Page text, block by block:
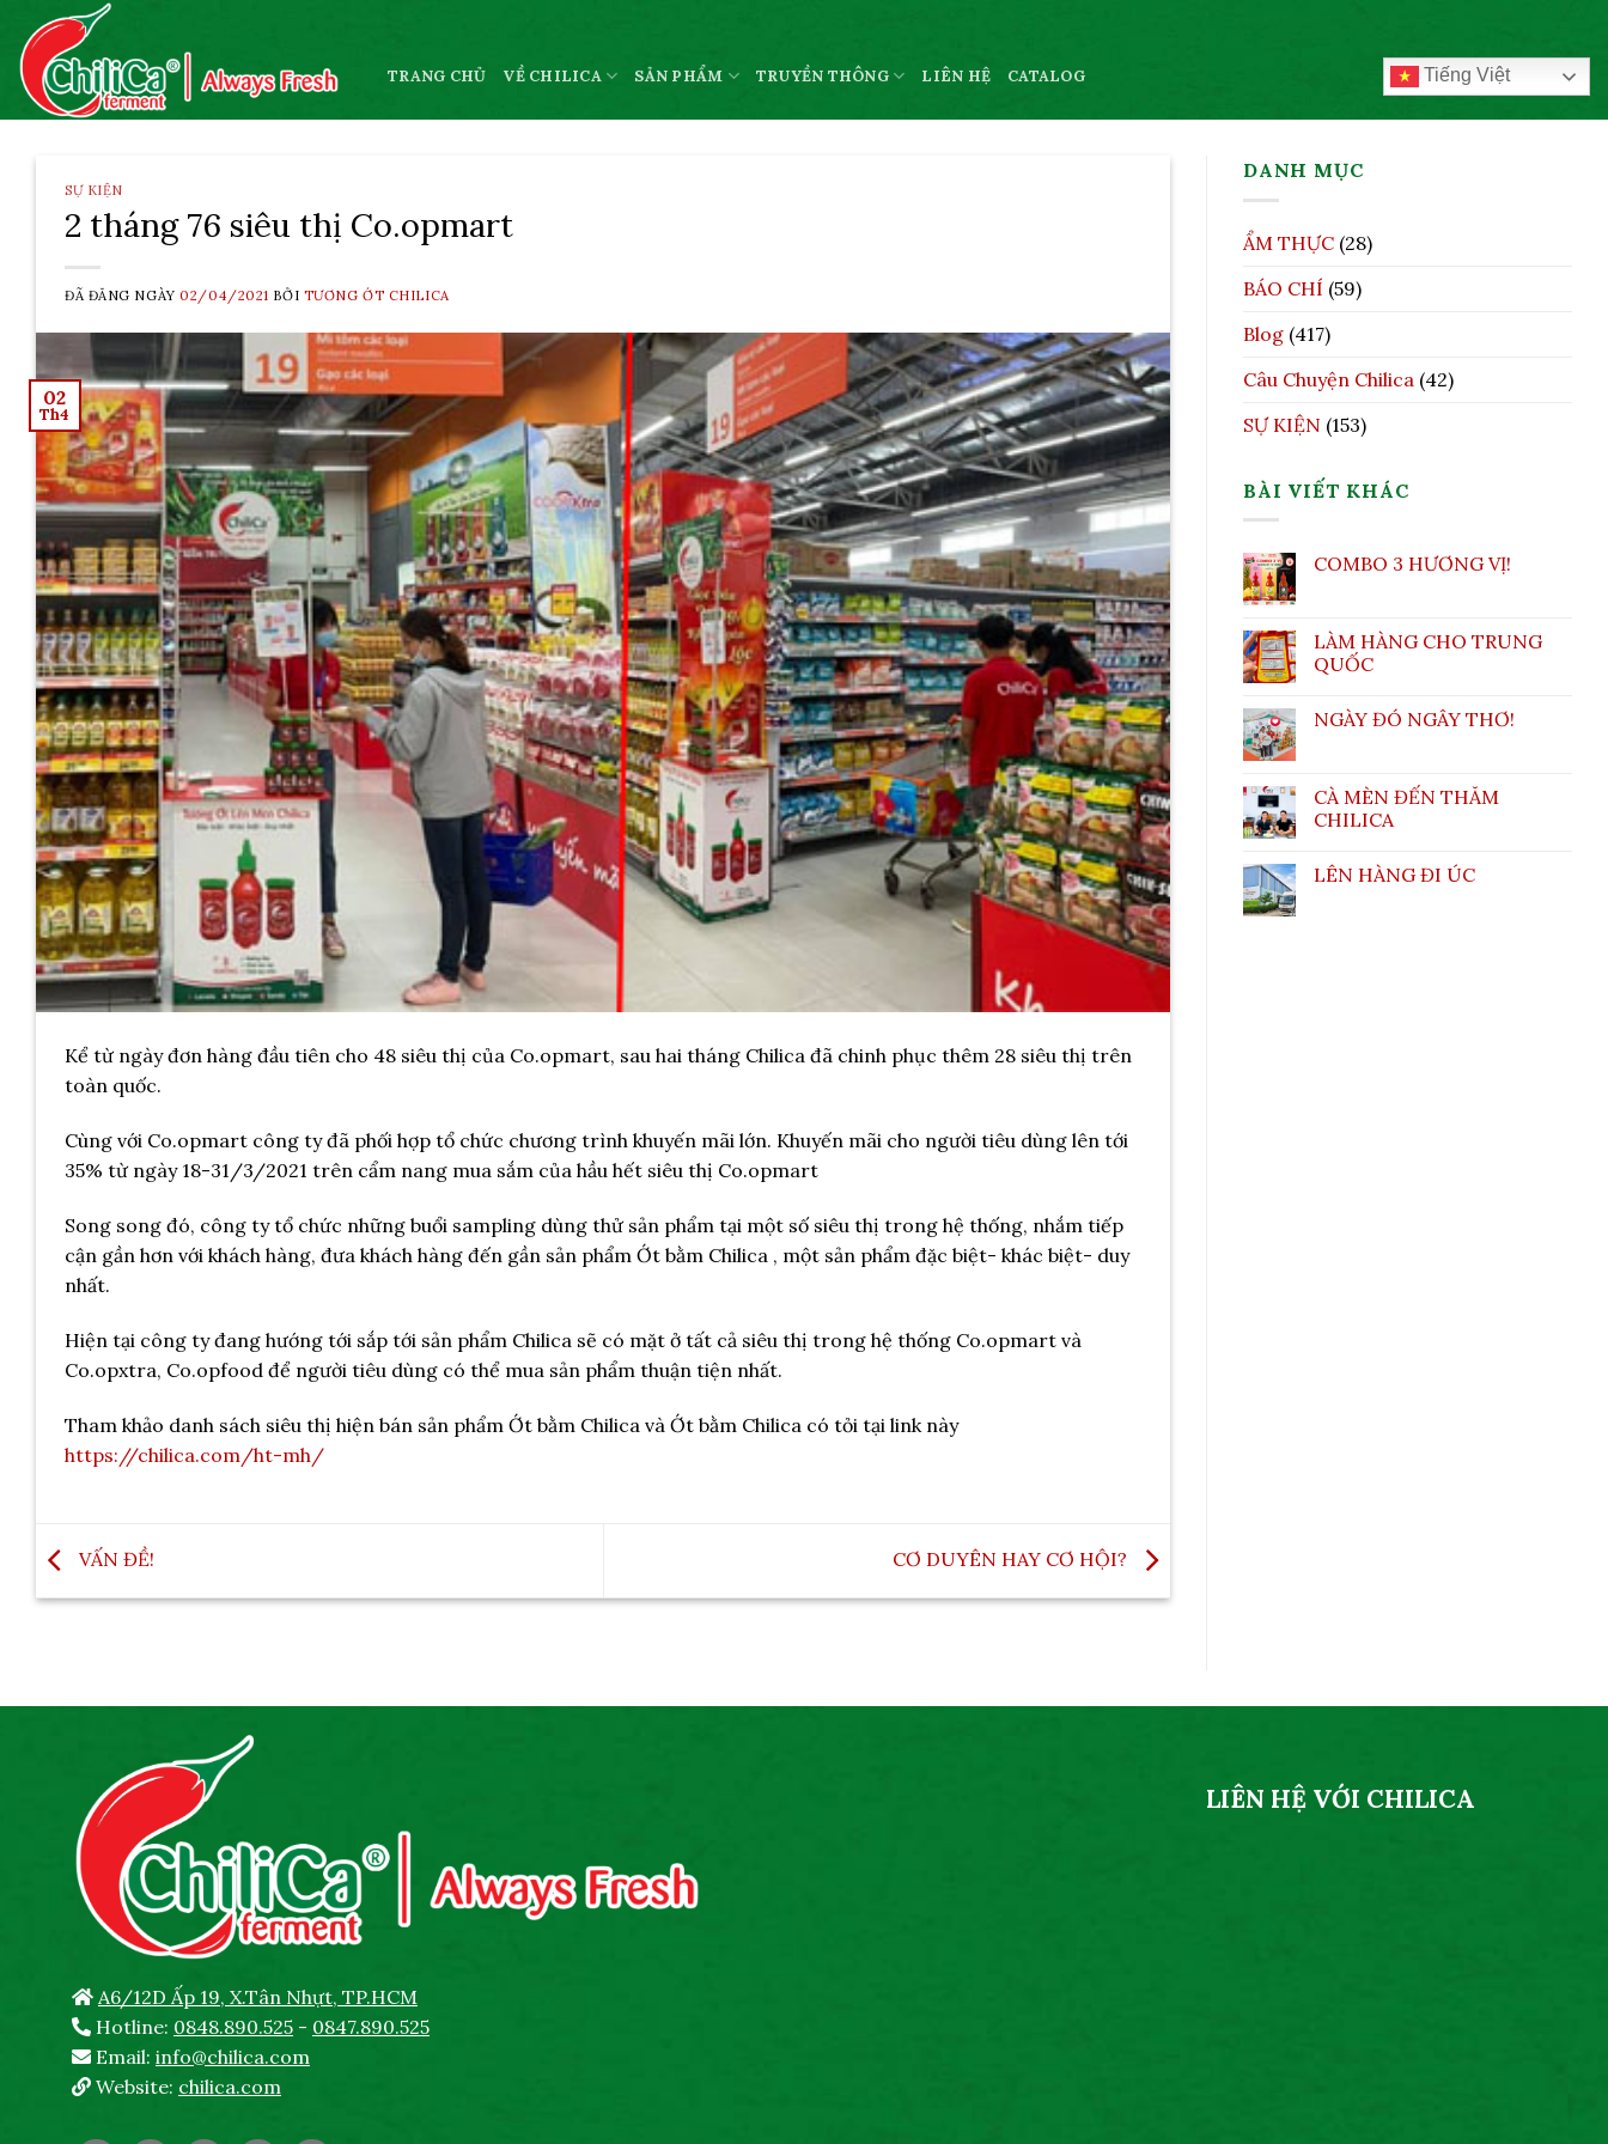
content
TRANG CHỦ VỀ CHILICA SẢN PHẨM TRUYỀN THÔNG LIÊN HỆ CATALOG Tiếng Việt
SỰ KIỆN
2 tháng 76 siêu thị Co.opmart
ĐÃ ĐĂNG NGÀY02/04/2021 BỞI TƯƠNG ỚT CHILICA
02
Th4
Kể từ ngày đơn hàng đầu tiên cho 48 siêu thị của Co.opmart, sau hai tháng Chilica đã chinh phục thêm 28 siêu thị trên
toàn quốc.
Cùng với Co.opmart công ty đã phối hợp tổ chức chương trình khuyến mãi lớn. Khuyến mãi cho người tiêu dùng lên tới
35% từ ngày 18-31/3/2021 trên cẩm nang mua sắm của hầu hết siêu thị Co.opmart
Song song đó, công ty tổ chức những buổi sampling dùng thử sản phẩm tại một số siêu thị trong hệ thống, nhắm tiếp
cận gần hơn với khách hàng, đưa khách hàng đến gần sản phẩm Ớt bằm Chilica , một sản phẩm đặc biệt- khác biệt- duy
nhất.
Hiện tại công ty đang hướng tới sắp tới sản phẩm Chilica sẽ có mặt ở tất cả siêu thị trong hệ thống Co.opmart và
Co.opxtra, Co.opfood để người tiêu dùng có thể mua sản phẩm thuận tiện nhất.
Tham khảo danh sách siêu thị hiện bán sản phẩm Ớt bằm Chilica và Ớt bằm Chilica có tỏi tại link này
https://chilica.com/ht-mh/
VẤN ĐỀ! CƠ DUYÊN HAY CƠ HỘI?
DANH MỤC
ẨM THỰC (28)
BÁO CHÍ (59)
Blog (417)
Câu Chuyện Chilica (42)
SỰ KIỆN (153)
BÀI VIẾT KHÁC
COMBO 3 HƯƠNG VỊ!
LÀM HÀNG CHO TRUNG
QUỐC
NGÀY ĐÓ NGÂY THƠ!
CÀ MÈN ĐẾN THĂM
CHILICA
LÊN HÀNG ĐI ÚC
A6/12D Ấp 19, X.Tân Nhựt, TP.HCM
Hotline: 0848.890.525 - 0847.890.525
Email: info@chilica.com
Website: chilica.com
LIÊN HỆ VỚI CHILICA